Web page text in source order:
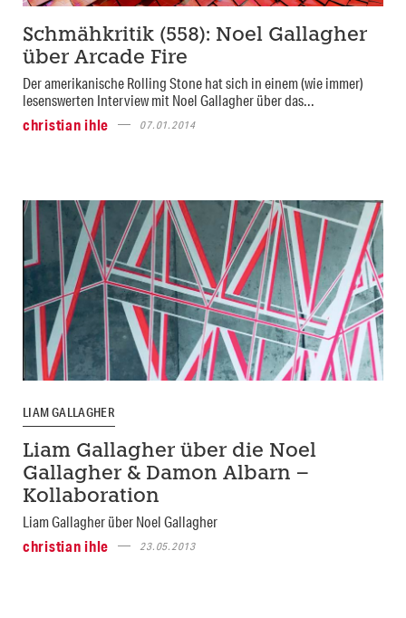
Schmähkritik (558): Noel Gallagher
über Arcade Fire
Der amerikanische Rolling Stone hat sich in einem (wie immer)
lesenswerten Interview mit Noel Gallagher über das...
christian ihle
07.01.2014
LIAM GALLAGHER
Liam Gallagher über die Noel
Gallagher & Damon Albarn –
Kollaboration
Liam Gallagher über Noel Gallagher
christian ihle
23.05.2013